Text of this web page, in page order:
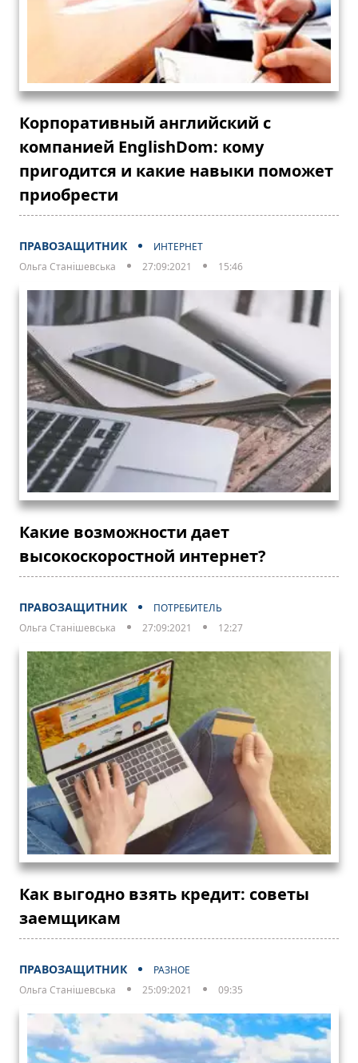
Корпоративный английский с
компанией EnglishDom: кому
пригодится и какие навыки поможет
приобрести
ПРАВОЗАЩИТНИК
ИНТЕРНЕТ
Ольга Станішевська
27:09:2021 15:46
Какие возможности дает
высокоскоростной интернет?
ПРАВОЗАЩИТНИК
ПОТРЕБИТЕЛЬ
Ольга Станішевська
27:09:2021 12:27
Как выгодно взять кредит: советы
заемщикам
ПРАВОЗАЩИТНИК
РАЗНОЕ
Ольга Станішевська
25:09:2021 09:35